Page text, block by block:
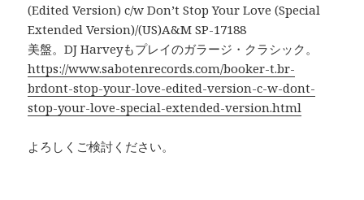
(Edited Version) c/w Don’t Stop Your Love (Special
Extended Version)/(US)A&M SP-17188
美盤。DJ Harveyもプレイのガラージ・クラシック。
https://www.sabotenrecords.com/booker-t.br-
brdont-stop-your-love-edited-version-c-w-dont-
stop-your-love-special-extended-version.html
よろしくご検討ください。